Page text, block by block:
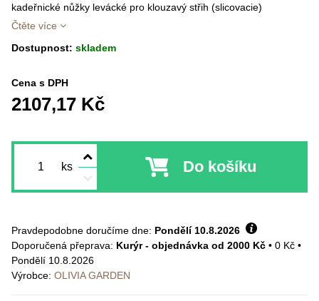
kadeřnické nůžky levácké pro klouzavý střih (slicovacie)
Čtěte více
Dostupnost: skladem
Cena s DPH
2107,17 Kč
ks Do košíku
Pravdepodobne doručíme dne: Pondělí10.8.2026
Kurýr - objednávka od 2000 Kč • 0 Kč •
Pondělí 10.8.2026
Výrobce: OLIVIA GARDEN